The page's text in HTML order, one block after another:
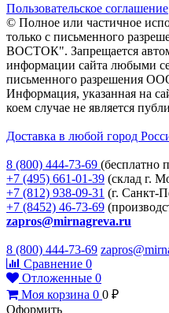
Пользовательское соглашение
© Полное или частичное
только с письменного
ВОСТОК". Запрещается
информации сайта любыми
письменного
Информация, указанная на
коем случае не является
Доставка в любой город
8 (800) 444-73-69 (бесплатно
+7 (495) 661-01-39 (склад г.
+7 (812) 938-09-31 (г. Санкт-
+7 (8452) 46-73-69
zapros@mirnagreva.ru
8 (800) 444-73-69
Сравнение 0
Отложенные 0
Моя корзина 0 0 ₽
Оформить